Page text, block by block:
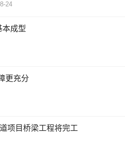
24
本成型
更充分
项目桥梁工程将完工